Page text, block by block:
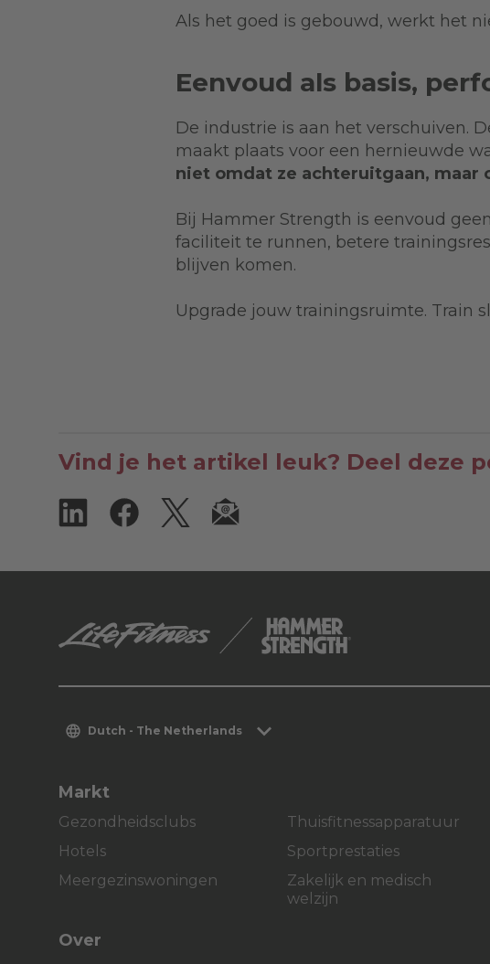
Als het goed is gebouwd, werkt het
Eenvoud als basis,
De industrie is aan het verschuiven.
maakt plaats voor een hernieuwde
niet omdat ze achteruitgaan, maar
Bij Hammer Strength is eenvoud
faciliteit te runnen, betere
blijven komen.
Upgrade jouw trainingsruimte. Train
Vind je het artikel leuk? Deel deze
Dutch - The Netherlands
Markt
Gezondheidsclubs
Hotels
Meergezinswoningen
Thuisfitnessapparatuur
Sportprestaties
Zakelijk en medisch
welzijn
Over